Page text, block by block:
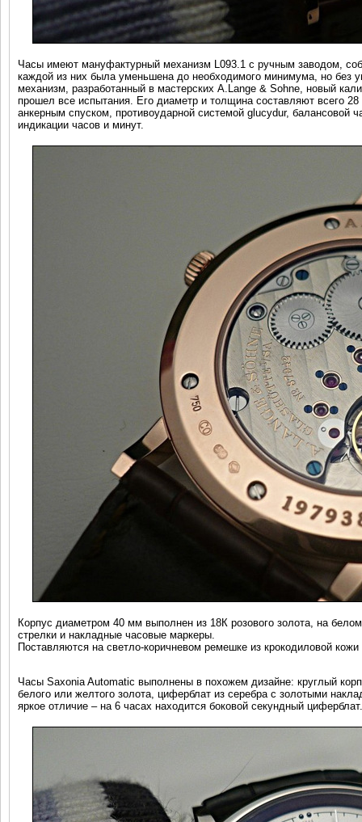
Часы имеют мануфактурный механизм L093.1 с ручным заводом,
каждой из них была уменьшена до необходимого минимума, но без
механизм, разработанный в мастерских A.Lange & Sohne, новый
прошел все испытания. Его диаметр и толщина составляют всего
анкерным спуском, противоударной системой glucydur, балансовой
индикации часов и минут.
Корпус диаметром 40 мм выполнен из 18К розового золота, на
стрелки и накладные часовые маркеры.
Поставляются на светло-коричневом ремешке из крокодиловой
Часы Saxonia Automatic выполнены в похожем дизайне: круглый
белого или желтого золота, циферблат из серебра с золотыми
яркое отличие – на 6 часах находится боковой секундный